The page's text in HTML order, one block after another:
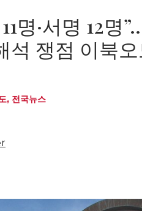
명·서명 12
석 쟁점 이북
, 전국뉴스